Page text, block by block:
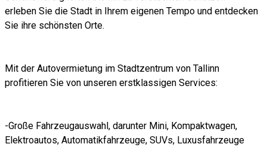
erleben Sie die Stadt in Ihrem eigenen Tempo und entdecken
Sie ihre schönsten Orte.
Mit der Autovermietung im Stadtzentrum von Tallinn
profitieren Sie von unseren erstklassigen Services:
-Große Fahrzeugauswahl, darunter Mini, Kompaktwagen,
Elektroautos, Automatikfahrzeuge, SUVs, Luxusfahrzeuge